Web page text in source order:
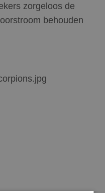
zorgeloos de
behouden